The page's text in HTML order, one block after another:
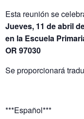
Esta reunión se
Jueves, 11 de abril
en la Escuela
OR 97030
Se proporcionará
***Español***